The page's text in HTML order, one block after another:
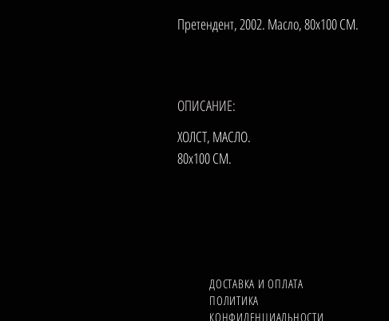
Претендент, 2002. Масло, 80х100 СМ.
ОПИСАНИЕ:
ХОЛСТ, МАСЛО.
80х100 СМ.
ДОСТАВКА И ОПЛАТА
ПОЛИТИКА
КОНФИДЕНЦИАЛЬНОСТИ